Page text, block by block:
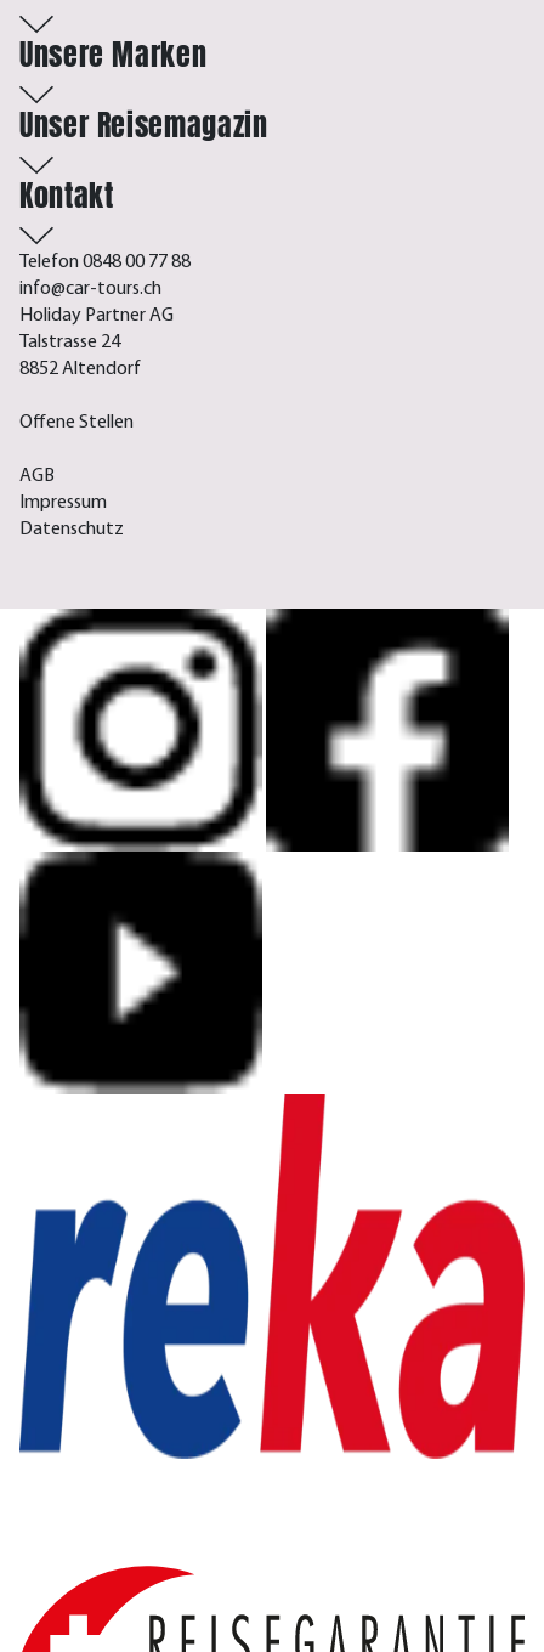
Unsere Marken
Unser Reisemagazin
Kontakt
Telefon 0848 00 77 88
info@car-tours.ch
Holiday Partner AG
Talstrasse 24
8852 Altendorf
Offene Stellen
AGB
Impressum
Datenschutz